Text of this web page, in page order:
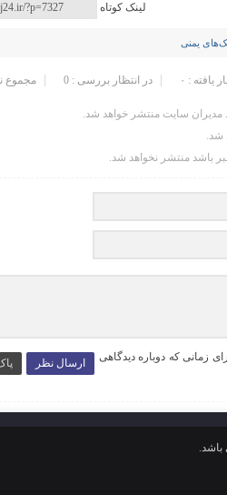
لینک کوتاه
یمنی
مجموع در انتظار بررسی : 0 یافته : ۰
سایت منتشر خواهد شد.
شد.
باشد منتشر نخواهد شد.
ارسال نظر
زمانی که دوباره دیدگاهی